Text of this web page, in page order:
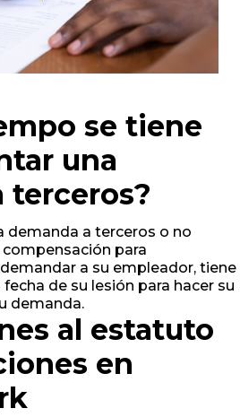
se tiene
una
terceros?
demanda a terceros o no
para
a su empleador, tiene
de su lesión para hacer su
demanda.
al estatuto
en